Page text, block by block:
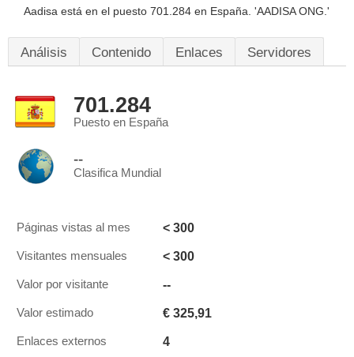
Aadisa está en el puesto 701.284 en España.'AADISA ONG.'
Análisis Contenido Enlaces Servidores
701.284
Puesto en España
--
Clasifica Mundial
Páginas vistas al mes < 300
Visitantes mensuales < 300
Valor por visitante --
Valor estimado € 325,91
Enlaces externos 4